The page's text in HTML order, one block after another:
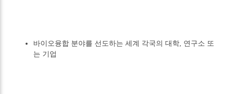
바이오융합 분야를 선도하는 세계 각국의 대학, 연구소 또
는 기업